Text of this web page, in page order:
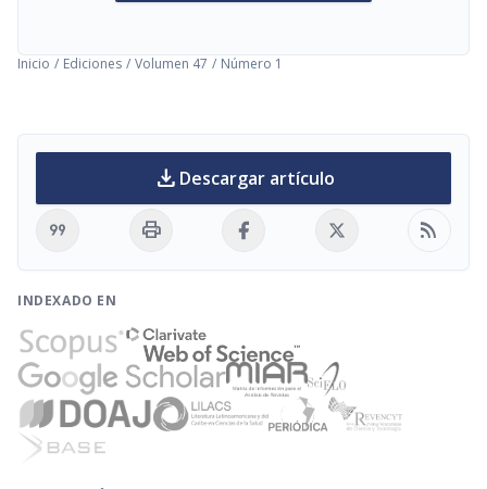
Inicio / Ediciones / Volumen 47 / Número 1
download Descargar artículo
format_quote print rss_feed
INDEXADO EN